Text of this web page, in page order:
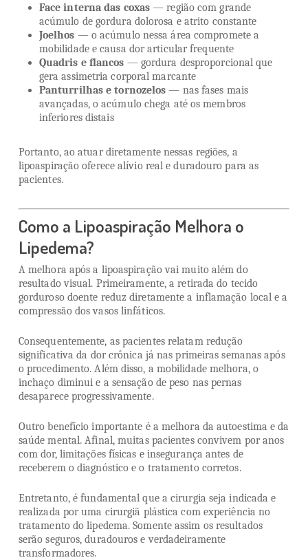
Face interna das coxas — região com grande
acúmulo de gordura dolorosa e atrito constante
Joelhos — o acúmulo nessa área compromete a
mobilidade e causa dor articular frequente
Quadris e flancos — gordura desproporcional que
gera assimetria corporal marcante
Panturrilhas e tornozelos — nas fases mais
avançadas, o acúmulo chega até os membros
inferiores distais
Portanto, ao atuar diretamente nessas regiões, a
lipoaspiração oferece alívio real e duradouro para as
pacientes.
Como a Lipoaspiração Melhora o
Lipedema?
A melhora após a lipoaspiração vai muito além do
resultado visual. Primeiramente, a retirada do tecido
gorduroso doente reduz diretamente a inflamação local e a
compressão dos vasos linfáticos.
Consequentemente, as pacientes relatam redução
significativa da dor crônica já nas primeiras semanas após
o procedimento. Além disso, a mobilidade melhora, o
inchaço diminui e a sensação de peso nas pernas
desaparece progressivamente.
Outro benefício importante é a melhora da autoestima e da
saúde mental. Afinal, muitas pacientes convivem por anos
com dor, limitações físicas e insegurança antes de
receberem o diagnóstico e o tratamento corretos.
Entretanto, é fundamental que a cirurgia seja indicada e
realizada por uma cirurgiã plástica com experiência no
tratamento do lipedema. Somente assim os resultados
serão seguros, duradouros e verdadeiramente
transformadores.